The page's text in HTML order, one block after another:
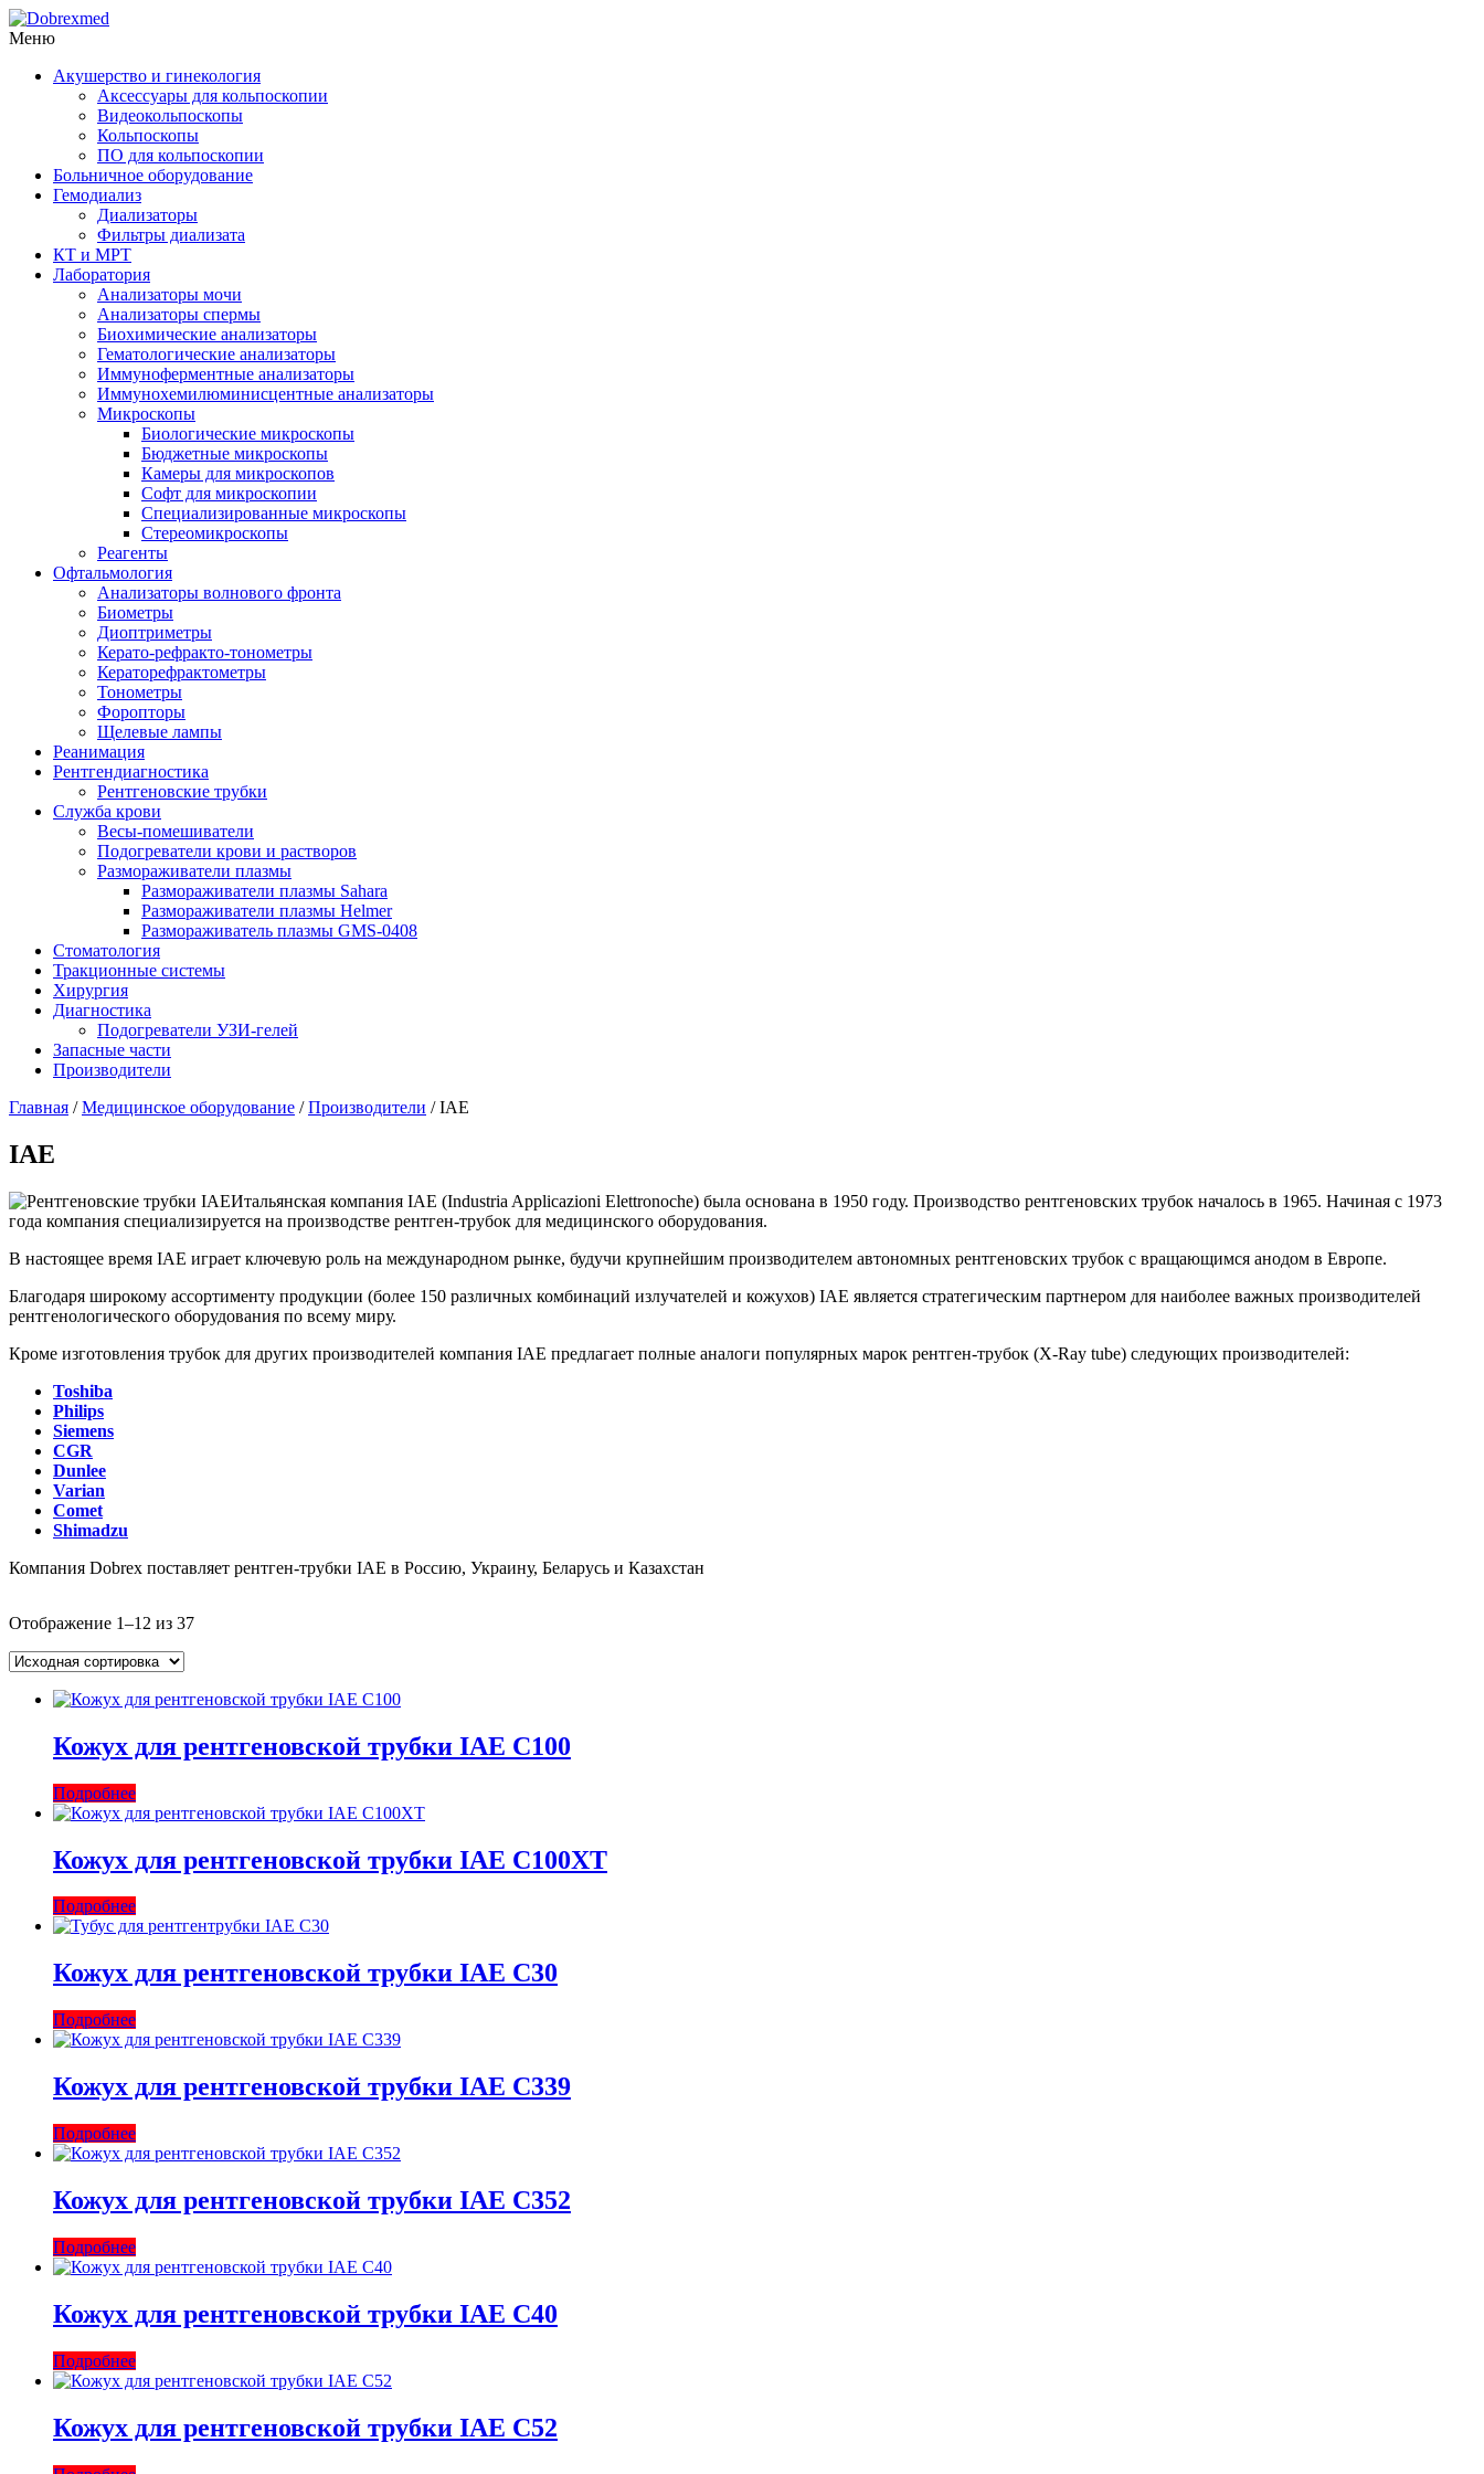
Меню
Акушерство и гинекология
Аксессуары для кольпоскопии
Видеокольпоскопы
Кольпоскопы
ПО для кольпоскопии
Больничное оборудование
Гемодиализ
Диализаторы
Фильтры диализата
КТ и МРТ
Лаборатория
Анализаторы мочи
Анализаторы спермы
Биохимические анализаторы
Гематологические анализаторы
Иммуноферментные анализаторы
Иммунохемилюминисцентные анализаторы
Микроскопы
Биологические микроскопы
Бюджетные микроскопы
Камеры для микроскопов
Софт для микроскопии
Специализированные микроскопы
Стереомикроскопы
Реагенты
Офтальмология
Анализаторы волнового фронта
Биометры
Диоптриметры
Керато-рефракто-тонометры
Кераторефрактометры
Тонометры
Форопторы
Щелевые лампы
Реанимация
Рентгендиагностика
Рентгеновские трубки
Служба крови
Весы-помешиватели
Подогреватели крови и растворов
Размораживатели плазмы
Размораживатели плазмы Sahara
Размораживатели плазмы Helmer
Размораживатель плазмы GMS-0408
Стоматология
Тракционные системы
Хирургия
Диагностика
Подогреватели УЗИ-гелей
Запасные части
Производители
Главная /Медицинское оборудование /Производители / IAE
IAE
Итальянская компания IAE (Industria Applicazioni Elettronoche) была основана в 1950 году. Производство рентгеновских трубок началось в 1965. Начиная с 1973
года компания специализируется на производстве рентген-трубок для медицинского оборудования.
В настоящее время IAE играет ключевую роль на международном рынке, будучи крупнейшим производителем автономных рентгеновских трубок с вращающимся анодом в Европе.
Благодаря широкому ассортименту продукции (более 150 различных комбинаций излучателей и кожухов) IAE является стратегическим партнером для наиболее важных производителей
рентгенологического оборудования по всему миру.
Кроме изготовления трубок для других производителей компания IAE предлагает полные аналоги популярных марок рентген-трубок (X-Ray tube) следующих производителей:
Toshiba
Philips
Siemens
CGR
Dunlee
Varian
Comet
Shimadzu
Компания Dobrex поставляет рентген-трубки IAE в Россию, Украину, Беларусь и Казахстан
Отображение 1–12 из 37
Кожух для рентгеновской трубки IAE С100
Подробнее
Кожух для рентгеновской трубки IAE С100XT
Подробнее
Кожух для рентгеновской трубки IAE С30
Подробнее
Кожух для рентгеновской трубки IAE С339
Подробнее
Кожух для рентгеновской трубки IAE С352
Подробнее
Кожух для рентгеновской трубки IAE С40
Подробнее
Кожух для рентгеновской трубки IAE С52